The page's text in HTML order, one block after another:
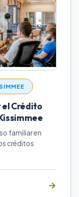
el Crédito
familiar en
créditos